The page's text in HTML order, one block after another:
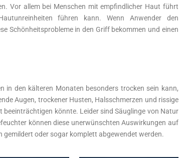
Vor allem bei Menschen mit empfindlicher Haut führt
führen kann. Wenn Anwender den
Schönheitsprobleme in den Griff bekommen und einen
in den kälteren Monaten besonders trocken sein kann,
Augen, trockener Husten, Halsschmerzen und rissige
beeinträchtigen könnte. Leider sind Säuglinge von Natur
können diese unerwünschten Auswirkungen auf
oder sogar komplett abgewendet werden.